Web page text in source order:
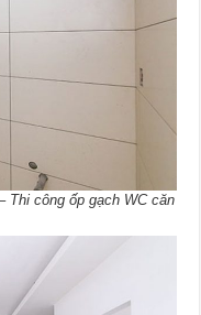
Thi công ốp gạch WC căn